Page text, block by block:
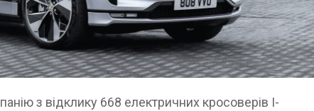
з відклику 668 електричних кросоверів I-